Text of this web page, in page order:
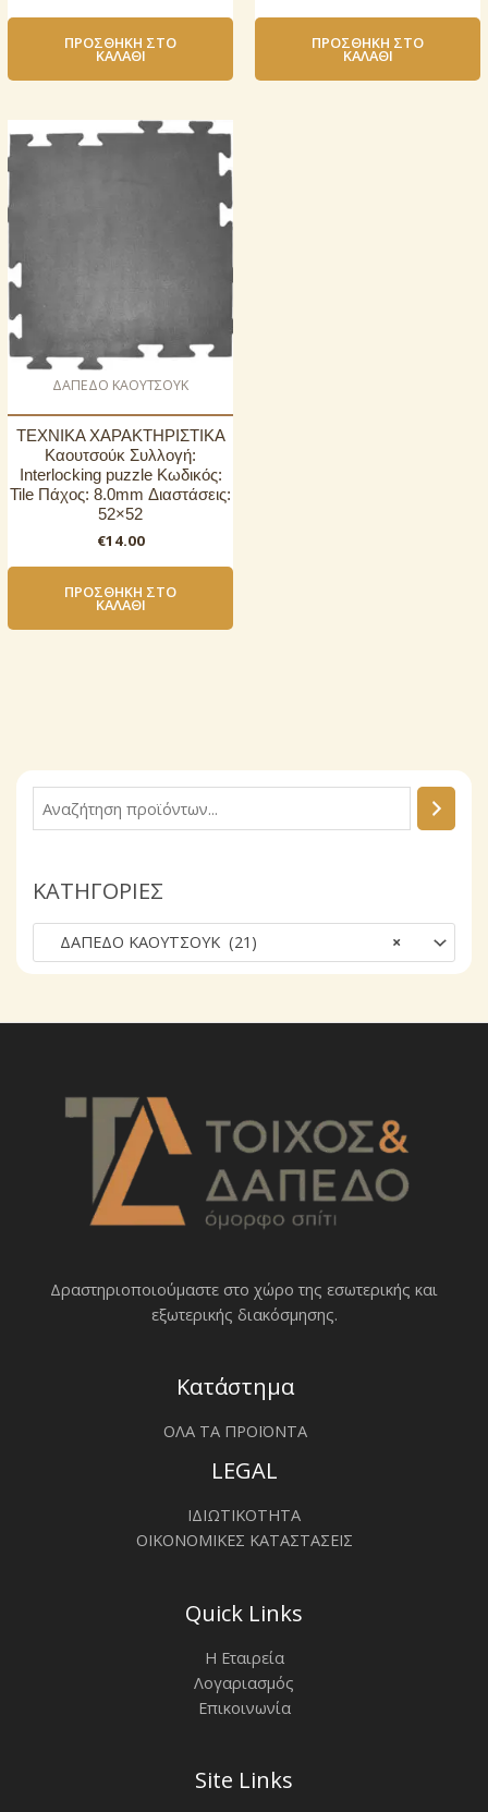
ν
ζ
ή
τ
σ
ΚΑΤΗΓΟΡΙΕΣ
×
ΔΑΠΕΔΟ ΚΑΟΥΤΣΟΥΚ (21)
ΠΡΟΣΘΉΚΗ ΣΤΟ
ΚΑΛΆΘΙ
ΠΡΟΣΘΉΚΗ ΣΤΟ
ΚΑΛΆΘΙ
ΔΑΠΕΔΟ ΚΑΟΥΤΣΟΥΚ
ΤΕΧΝΙΚΑ ΧΑΡΑΚΤΗΡΙΣΤΙΚΑ
Καουτσούκ Συλλογή:
Interlocking puzzle Κωδικός:
Tile Πάχος: 8.0mm Διαστάσεις:
52×52
€14.00
ΠΡΟΣΘΉΚΗ ΣΤΟ
ΚΑΛΆΘΙ
Δραστηριοποιoύμαστε στο χώρο της εσωτερικής και
εξωτερικής διακόσμησης.
Κατάστημα
ΟΛΑ ΤΑ ΠΡΟΪΟΝΤΑ
LEGAL
ΙΔΙΩΤΙΚΟΤΗΤΑ
ΟΙΚΟΝΟΜΙΚΕΣ ΚΑΤΑΣΤΑΣΕΙΣ
Quick Links
Η Εταιρεία
Λογαριασμός
Επικοινωνία
Site Links